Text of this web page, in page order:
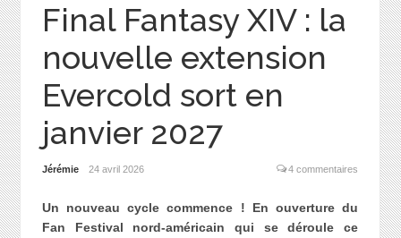
Final Fantasy XIV : la
nouvelle extension
Evercold sort en
janvier 2027
Jérémie 24 avril 2026 4 commentaires
Un nouveau cycle commence ! En ouverture du
Fan Festival nord-américain qui se déroule ce